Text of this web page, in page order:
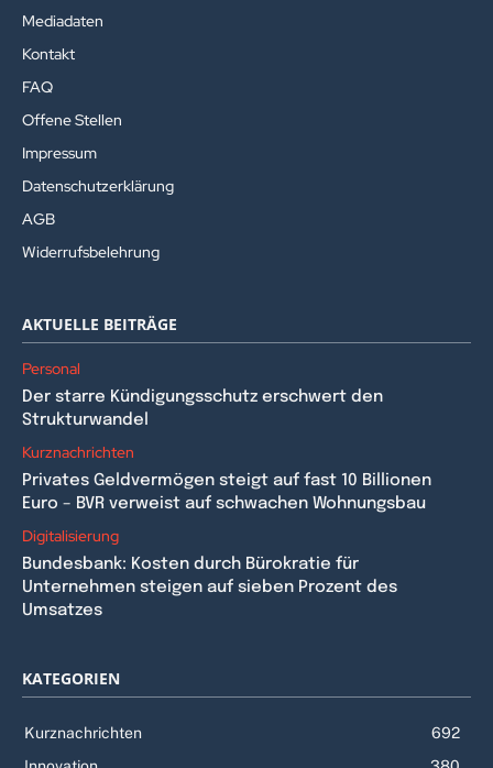
Mediadaten
Kontakt
FAQ
Offene Stellen
Impressum
Datenschutzerklärung
AGB
Widerrufsbelehrung
AKTUELLE BEITRÄGE
Personal
Der starre Kündigungsschutz erschwert den
Strukturwandel
Kurznachrichten
Privates Geldvermögen steigt auf fast 10 Billionen
Euro – BVR verweist auf schwachen Wohnungsbau
Digitalisierung
Bundesbank: Kosten durch Bürokratie für
Unternehmen steigen auf sieben Prozent des
Umsatzes
KATEGORIEN
Kurznachrichten
692